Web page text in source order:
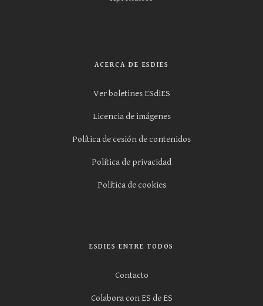
ACERCA DE ESDIES
Ver boletines ESdiES
Licencia de imágenes
Política de cesión de contenidos
Política de privacidad
Política de cookies
ESDIES ENTRE TODOS
Contacto
Colabora con ES de ES